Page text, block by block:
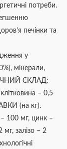
потреби.
печінки та
у
мінерали,
СКЛАД:
– 0,5
(на кг).
– 100 мг, цинк –
залізо – 2